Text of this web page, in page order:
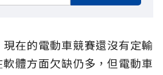
在的電動車競賽還沒有定輸
體方面欠缺仍多，但電動車